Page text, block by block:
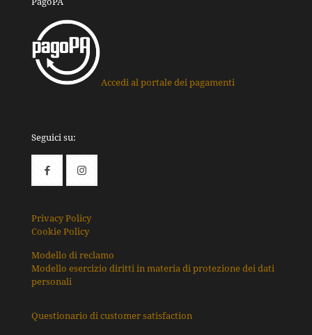
Accedi al portale dei pagamenti
Seguici su:
Privacy Policy
Cookie Policy
Modello di reclamo
Modello esercizio diritti in materia di protezione dei dati
personali
Questionario di customer satisfaction